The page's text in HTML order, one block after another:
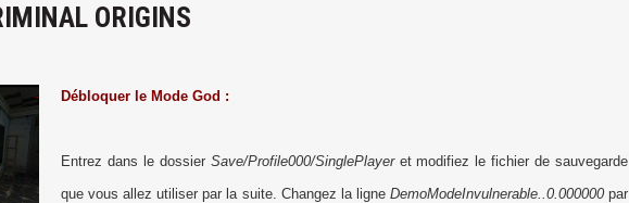
ORIGINS
- Débloquer le Mode God :
Entrez dans le dossier Save/Profile000/SinglePlayeret modifiez le fichier de sauvegarde
que vous allez utiliser par la suite. Changez la ligne DemoModeInvulnerable..0.000000par